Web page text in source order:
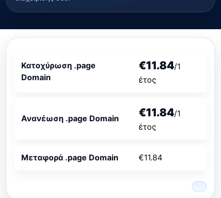
Κατοχύρωση .page
Domain
€11.84/1
έτος
Ανανέωση .page Domain €11.84/1
έτος
Μεταφορά .page Domain €11.84